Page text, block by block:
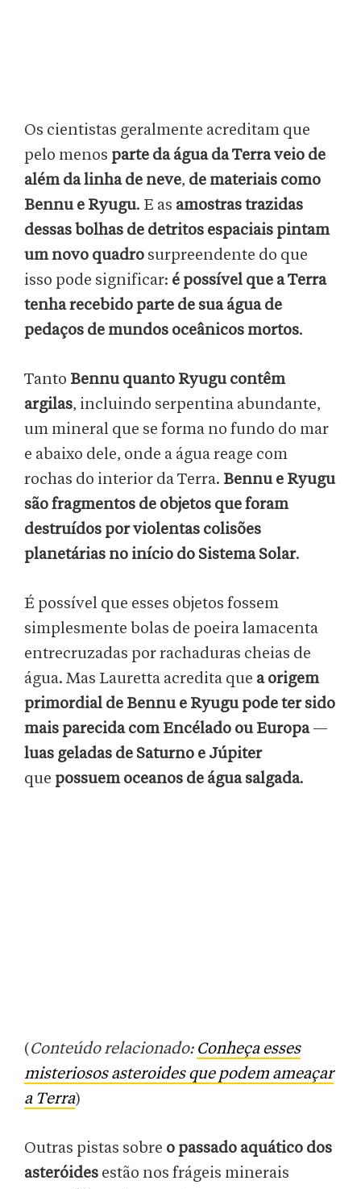
Os cientistas geralmente acreditam que
pelo menos parte da água da Terra veio de
além da linha de neve, de materiais como
Bennu e Ryugu. E as amostras trazidas
dessas bolhas de detritos espaciais pintam
um novo quadro surpreendente do que
isso pode significar: é possível que a Terra
tenha recebido parte de sua água de
pedaços de mundos oceânicos mortos.
Tanto Bennu quanto Ryugu contêm
argilas, incluindo serpentina abundante,
um mineral que se forma no fundo do mar
e abaixo dele, onde a água reage com
rochas do interior da Terra. Bennu e Ryugu
são fragmentos de objetos que foram
destruídos por violentas colisões
planetárias no início do Sistema Solar.
É possível que esses objetos fossem
simplesmente bolas de poeira lamacenta
entrecruzadas por rachaduras cheias de
água. Mas Lauretta acredita que a origem
primordial de Bennu e Ryugu pode ter sido
mais parecida com Encélado ou Europa—
luas geladas de Saturno e Júpiter
que possuem oceanos de água salgada.
(Conteúdo relacionado: Conheça esses
misteriosos asteroides que podem ameaçar
a Terra)
Outras pistas sobre o passado aquático dos
asteróides estão nos frágeis minerais